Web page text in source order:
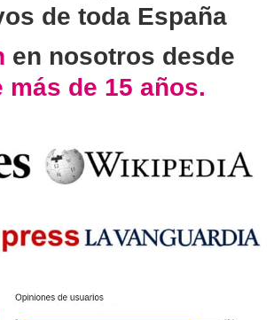
de toda España
en nosotros desde
más de 15 años.